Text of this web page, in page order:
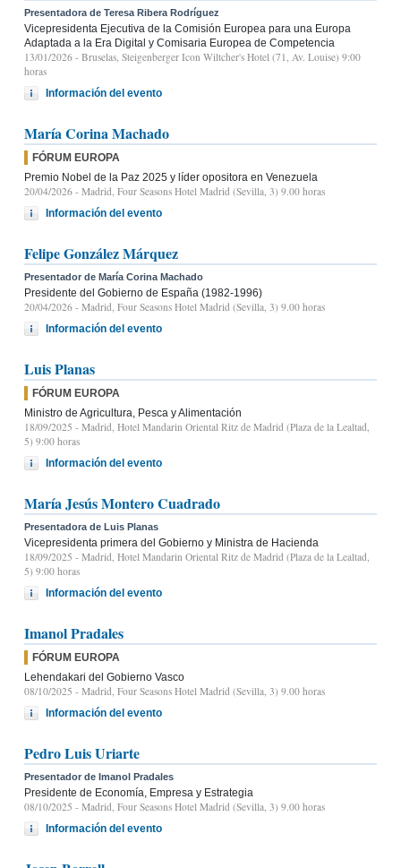
Presentadora de Teresa Ribera Rodríguez
Vicepresidenta Ejecutiva de la Comisión Europea para una Europa
Adaptada a la Era Digital y Comisaria Europea de Competencia
13/01/2026 - Bruselas, Steigenberger Icon Wiltcher's Hotel (71, Av. Louise) 9:00
horas
Información del evento
María Corina Machado
FÓRUM EUROPA
Premio Nobel de la Paz 2025 y líder opositora en Venezuela
20/04/2026 - Madrid, Four Seasons Hotel Madrid (Sevilla, 3) 9.00 horas
Información del evento
Felipe González Márquez
Presentador de María Corina Machado
Presidente del Gobierno de España (1982-1996)
20/04/2026 - Madrid, Four Seasons Hotel Madrid (Sevilla, 3) 9.00 horas
Información del evento
Luis Planas
FÓRUM EUROPA
Ministro de Agricultura, Pesca y Alimentación
18/09/2025 - Madrid, Hotel Mandarin Oriental Ritz de Madrid (Plaza de la Lealtad,
5) 9:00 horas
Información del evento
María Jesús Montero Cuadrado
Presentadora de Luis Planas
Vicepresidenta primera del Gobierno y Ministra de Hacienda
18/09/2025 - Madrid, Hotel Mandarin Oriental Ritz de Madrid (Plaza de la Lealtad,
5) 9:00 horas
Información del evento
Imanol Pradales
FÓRUM EUROPA
Lehendakari del Gobierno Vasco
08/10/2025 - Madrid, Four Seasons Hotel Madrid (Sevilla, 3) 9.00 horas
Información del evento
Pedro Luis Uriarte
Presentador de Imanol Pradales
Presidente de Economía, Empresa y Estrategia
08/10/2025 - Madrid, Four Seasons Hotel Madrid (Sevilla, 3) 9.00 horas
Información del evento